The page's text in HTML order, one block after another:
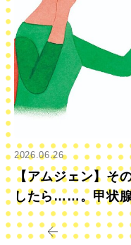
2026.06.26
【アムジェン】そ
したら……。甲状
すか？